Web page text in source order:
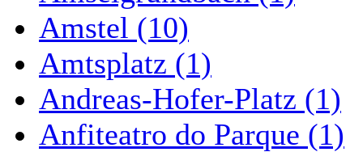
Amstel (10)
Amtsplatz (1)
Andreas-Hofer-Platz (1)
Anfiteatro do Parque (1)